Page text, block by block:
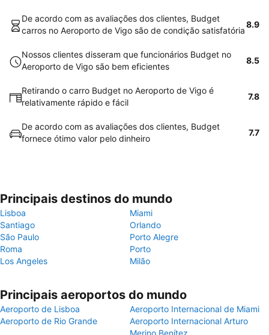
De acordo com as avaliações dos clientes, Budget
carros no Aeroporto de Vigo são de condição satisfatória
8.9
Nossos clientes disseram que funcionários Budget no
Aeroporto de Vigo são bem eficientes
8.5
Retirando o carro Budget no Aeroporto de Vigo é
relativamente rápido e fácil
7.8
De acordo com as avaliações dos clientes, Budget
fornece ótimo valor pelo dinheiro
7.7
Principais destinos do mundo
Lisboa
Miami
Santiago
Orlando
São Paulo
Porto Alegre
Roma
Porto
Los Angeles
Milão
Principais aeroportos do mundo
Aeroporto de Lisboa
Aeroporto Internacional de Miami
Aeroporto de Rio Grande
Aeroporto Internacional Arturo
Merino Benítez